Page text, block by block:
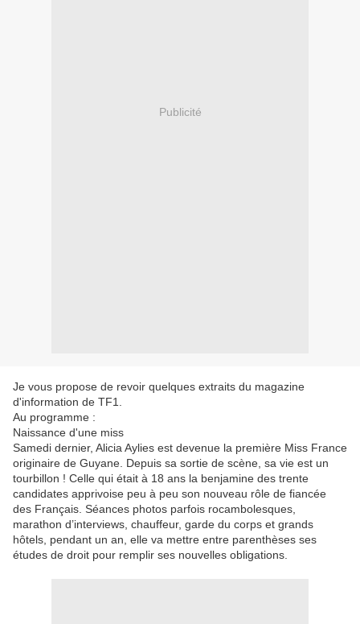
Publicité
Je vous propose de revoir quelques extraits du magazine
d'information de TF1.
Au programme :
Naissance d'une miss
Samedi dernier, Alicia Aylies est devenue la première Miss France
originaire de Guyane. Depuis sa sortie de scène, sa vie est un
tourbillon ! Celle qui était à 18 ans la benjamine des trente
candidates apprivoise peu à peu son nouveau rôle de fiancée
des Français. Séances photos parfois rocambolesques,
marathon d’interviews, chauffeur, garde du corps et grands
hôtels, pendant un an, elle va mettre entre parenthèses ses
études de droit pour remplir ses nouvelles obligations.